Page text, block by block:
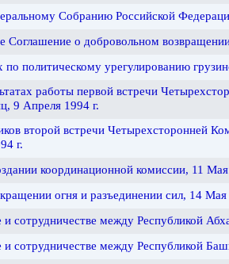
Собранию Российской
Соглашение о добровольном
по политическому урегулированию
работы первой встречи
9 Апреля 1994 г.
второй встречи Четырехсторонней
г.
координационной комиссии, 11 Мая
огня и разъединении сил, 14 Мая
сотрудничестве между Республикой
сотрудничестве между Республикой